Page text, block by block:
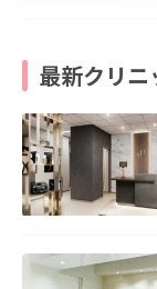
最新クリニ